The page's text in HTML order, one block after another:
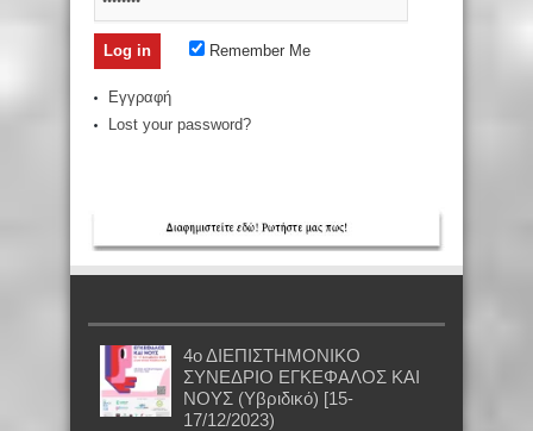
Remember Me
Εγγραφή
Lost your password?
4ο ΔΙΕΠΙΣΤΗΜΟΝΙΚΟ
ΣΥΝΕΔΡΙΟ ΕΓΚΕΦΑΛΟΣ ΚΑΙ
ΝΟΥΣ (Υβριδικό) [15-
17/12/2023)